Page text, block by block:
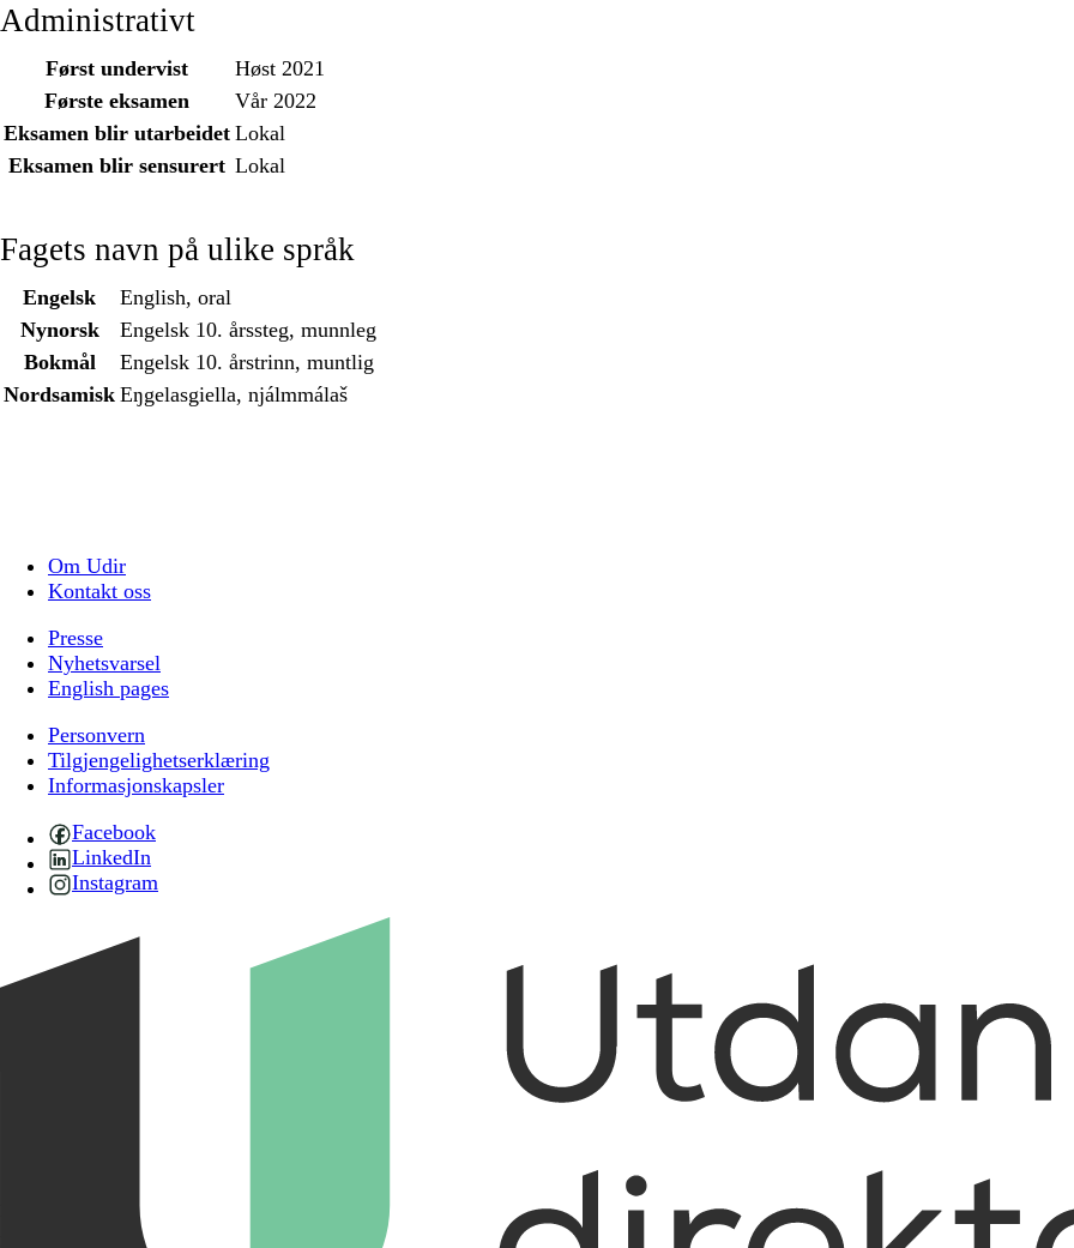
Administrativt
Først undervist
Høst 2021
Første eksamen
Vår 2022
Eksamen blir utarbeidet Lokal
Eksamen blir sensurert Lokal
Fagets navn på ulike språk
Engelsk
English, oral
Nynorsk
Engelsk 10. årssteg, munnleg
Bokmål
Engelsk 10. årstrinn, muntlig
Nordsamisk Eŋgelasgiella, njálmmálaš
Om Udir
Kontakt oss
Presse
Nyhetsvarsel
English pages
Personvern
Tilgjengelighetserklæring
Informasjonskapsler
Facebook
LinkedIn
Instagram